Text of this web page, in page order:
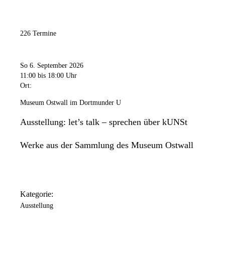
226 Termine
So 6. September 2026
11:00 bis 18:00 Uhr
Ort:
Museum Ostwall im Dortmunder U
Ausstellung: let’s talk – sprechen über kUNSt
Werke aus der Sammlung des Museum Ostwall
Kategorie:
Ausstellung